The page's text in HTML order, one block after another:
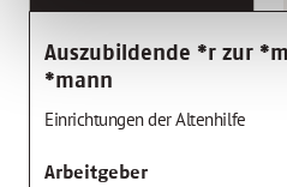
Auszubildende *r zur
*mann
Einrichtungen der Altenhilfe
Arbeitgeber